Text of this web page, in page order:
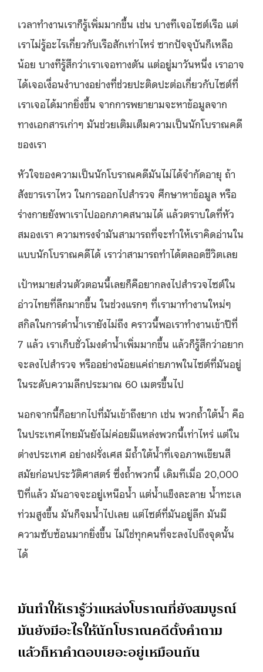
เวลาทำงานเราก็รู้เพิ่มมากขึ้น เช่น บางทีเจอไซต์เรือ แต่
เราไม่รู้อะไรเกี่ยวกับเรือสักเท่าไหร่ ซากปัจจุบันก็เหลือ
น้อย บางทีรู้สึกว่าเราเจอทางตัน แต่อยู่มาวันหนึ่ง เราอาจ
ได้เจอเงื่อนงำบางอย่างที่ช่วยปะติดปะต่อเกี่ยวกับไซต์ที่
เราเจอได้มากยิ่งขึ้น จากการพยายามจะหาข้อมูลจาก
ทางเอกสารเก่าๆ มันช่วยเติมเต็มความเป็นนักโบราณคดี
ของเรา
หัวใจของความเป็นนักโบราณคดีมันไม่ได้จำกัดอายุ ถ้า
สังขารเราไหว ในการออกไปสำรวจ ศึกษาหาข้อมูล หรือ
ร่างกายยังพาเราไปออกภาคสนามได้ แล้วตราบใดที่หัว
สมองเรา ความทรงจำมันสามารถที่จะทำให้เราคิดอ่านใน
แบบนักโบราณคดีได้ เราว่าสามารถทำได้ตลอดชีวิตเลย
เป้าหมายส่วนตัวตอนนี้เลยก็คือยากลงไปสำรวจไซต์ใน
อ่าวไทยที่ลึกมากขึ้น ในช่วงแรกๆ ที่เรามาทำงานใหม่ๆ
สกิลในการดำน้ำเรายังไม่ถึง คราวนี้พอเราทำงานเข้าปีที่
7 แล้ว เราเก็บชั่วโมงดำน้ำเพิ่มมากขึ้น แล้วก็รู้สึกว่าอยาก
จะลงไปสำรวจ หรืออย่างน้อยแค่ถ่ายภาพในไซต์ที่มันอยู่
ในระดับความลึกประมาณ 60 เมตรขึ้นไป
นอกจากนี้ก็อยากไปที่มันเข้าถึงยาก เช่น พวกถ้ำใต้น้ำ คือ
ในประเทศไทยมันยังไม่ค่อยมีแหล่งพวกนี้เท่าไหร่ แต่ใน
ต่างประเทศ อย่างฝรั่งเศส มีถ้ำใต้น้ำที่เจอภาพเขียนสี
สมัยก่อนประวัติศาสตร์ ซึ่งถ้ำพวกนี้ เดิมทีเมื่อ 20,000
ปีที่แล้ว มันอาจจะอยู่เหนือน้ำ แต่น้ำแข็งละลาย น้ำทะเล
ท่วมสูงขึ้น มันก็จมน้ำไปเลย แต่ไซต์ที่มันอยู่ลึก มันมี
ความซับซ้อนมากยิ่งขึ้น ไม่ใช่ทุกคนที่จะลงไปถึงจุดนั้น
ได้
มันทำให้เรารู้ว่าแหล่งโบราณที่ยังสมบูรณ์
มันยังมีอะไรให้นักโบราณคดีตั้งคำถาม
แล้วก็หาคำตอบเยอะอยู่เหมือนกัน